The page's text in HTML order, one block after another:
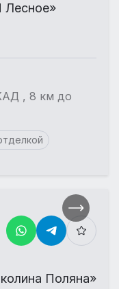
Лесное»
, 8 км до
Поляна»